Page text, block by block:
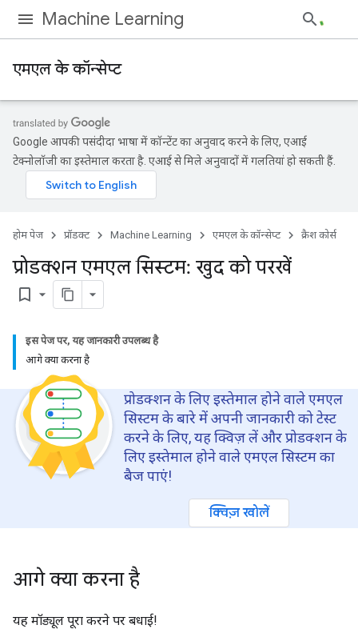
Machine Learning
एमएल के कॉन्सेप्ट
Google आपकी पसंदीदा भाषा में कॉन्टेंट का अनुवाद करने के लिए, एआई
टेक्नोलॉजी का इस्तेमाल करता है. एआई से मिले अनुवादों में गलतियां हो सकती हैं.
होम पेज प्रॉडक्ट Machine Learning एमएल के कॉन्सेप्ट क्रैश कोर्स
प्रोडक्शन एमएल सिस्टम: खुद को परखें
bookmark_border
इस पेज पर, यह जानकारी उपलब्ध है
आगे क्या करना है
प्रोडक्शन के लिए इस्तेमाल होने वाले एमएल
सिस्टम के बारे में अपनी जानकारी को टेस्ट
करने के लिए, यह क्विज़ लें और प्रोडक्शन के
लिए इस्तेमाल होने वाले एमएल सिस्टम का
बैज पाएं!
क्विज़ खोलें
आगे क्या करना है
यह मॉड्यूल पूरा करने पर बधाई!